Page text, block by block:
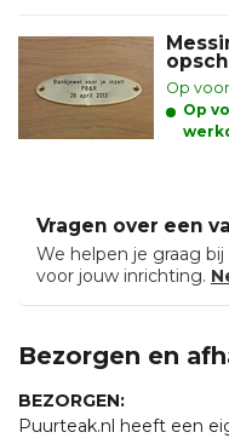
Op
Op
Vragen over een
We helpen je graag
voor jouw inrichting.
Bezorgen en
BEZORGEN:
Puurteak.nl heeft een